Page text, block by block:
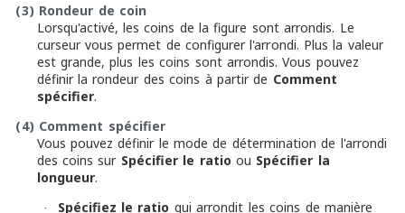
(3) Rondeur de coin
Lorsqu'activé, les coins de la figure sont arrondis. Le
curseur vous permet de configurer l'arrondi. Plus la valeur
est grande, plus les coins sont arrondis. Vous pouvez
définir la rondeur des coins à partir de Comment
spécifier.
(4) Comment spécifier
Vous pouvez définir le mode de détermination de l'arrondi
des coins sur Spécifier le ratio ou Spécifier la
longueur.
· Spécifiez le ratio qui arrondit les coins de manière